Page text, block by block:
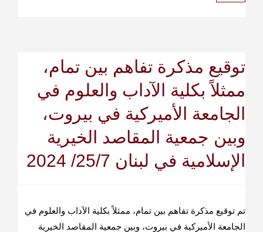
توقيع مذكرة تفاهم بين تمام،
ممثلاً بكلية الآداب والعلوم في
الجامعة الأميركية في بيروت،
وبين جمعية المقاصد الخيرية
الإسلامية في لبنان 25/7/ 2024
تم توقيع مذكرة تفاهم بين تمام، ممثلاً بكلية الآداب والعلوم في
الجامعة الأميركية في بيروت، وبين جمعية المقاصد الخيرية